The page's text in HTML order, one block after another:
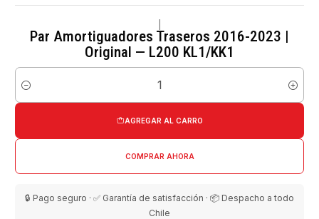
Par Amortiguadores Traseros 2016-2023 |
Original — L200 KL1/KK1
Cantidad
AGREGAR AL CARRO
COMPRAR AHORA
🔒 Pago seguro · ✅ Garantía de satisfacción · 📦 Despacho a todo
Chile